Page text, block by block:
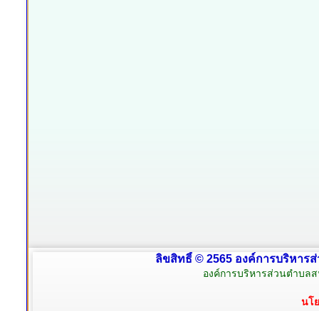
ลิขสิทธิ์ © 2565 องค์การบริหาร
องค์การบริหารส่วนตำบล
นโ